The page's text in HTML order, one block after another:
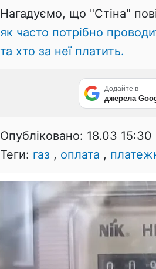
Нагадуємо, що "Стіна"
як часто потрібно
та хто за неї платить.
Додайте в
джерела
Опубліковано: 18.03 15:30
Теги: газ , оплата ,